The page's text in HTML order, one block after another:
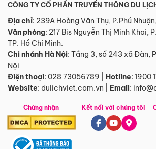
CÔNG TY CỔ PHẦN TRUYỀN THÔNG DU
Địa chỉ: 239A Hoàng Văn Thụ, P.Phú
Văn phòng: 217 Bis Nguyễn Thị Minh Khai,
TP. Hồ Chí Minh.
Chi nhánh Hà Nội: Tầng 3, số 243 xã Đàn,
Nội
Điện thoại: 028 73056789 Hotline: 1900
Website: dulichviet.com.vn Email:
Chứng nhận Kết nối với chúng tôi